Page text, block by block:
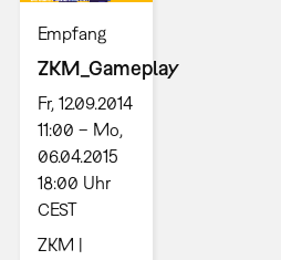
Empfang
ZKM_Gameplay
Fr, 12.09.2014
11:00 – Mo,
06.04.2015
18:00 Uhr
CEST
ZKM |